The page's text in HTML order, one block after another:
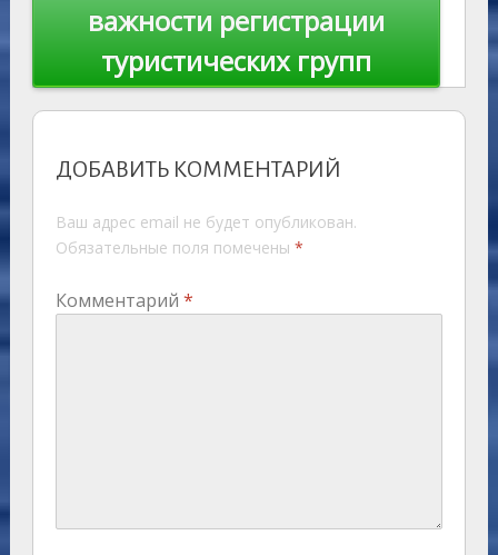
важности регистрации
туристических групп
ДОБАВИТЬ КОММЕНТАРИЙ
Ваш адрес email не будет опубликован.
Обязательные поля помечены *
Комментарий *